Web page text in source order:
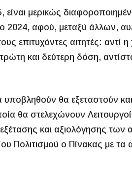
μερικώς
2024, αφού, μεταξύ άλλων,
επιτυχόντες αιτητές: αντί
και δεύτερη δόση,
υποβληθούν θα εξεταστούν
θα στελεχώνουν
και αξιολόγησης των
Πολιτισμού ο Πίνακας με τα